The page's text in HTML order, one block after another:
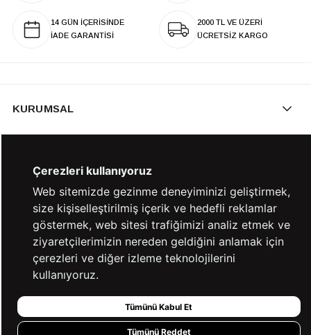
14 GÜN İÇERİSİNDE
İADE GARANTİSİ
2000 TL VE ÜZERİ
ÜCRETSİZ KARGO
KURUMSAL
YARDIM
BİZE ULAŞIN
HIZLI ERİŞİM
Çerezleri kullanıyoruz
Web sitemizde gezinme deneyiminizi geliştirmek,
size kişiselleştirilmiş içerik ve hedefli reklamlar
göstermek, web sitesi trafiğimizi analiz etmek ve
ziyaretçilerimizin nereden geldiğini anlamak için
çerezleri ve diğer izleme teknolojilerini
kullanıyoruz.
Tümünü Kabul Et
Tümünü Reddet